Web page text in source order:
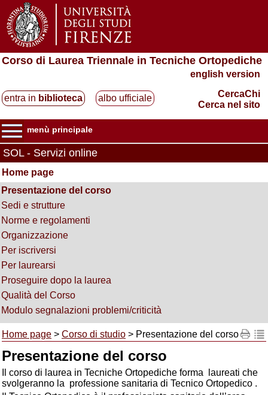
Corso di Laurea Triennale in Tecniche Ortopediche
english version
entra in biblioteca albo ufficiale
CercaChi
Cerca nel sito
menù principale
SOL - Servizi online
Home page
Presentazione del corso
Sedi e strutture
Norme e regolamenti
Organizzazione
Per iscriversi
Per laurearsi
Proseguire dopo la laurea
Qualità del Corso
Modulo segnalazioni problemi/criticità
Home page > Corso di studio > Presentazione del corso
Presentazione del corso
Il corso di laurea in Tecniche Ortopediche forma laureati che
svolgeranno la professione sanitaria di Tecnico Ortopedico .